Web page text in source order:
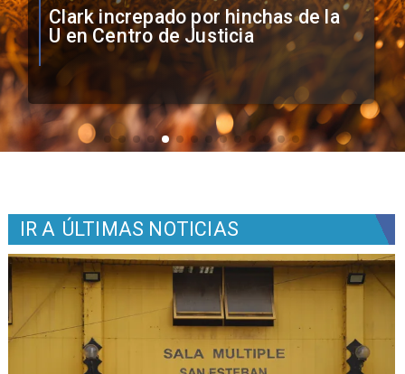
Vozinha firma contrato con Colo
Colo como nuevo arquero
IR A ÚLTIMAS NOTICIAS